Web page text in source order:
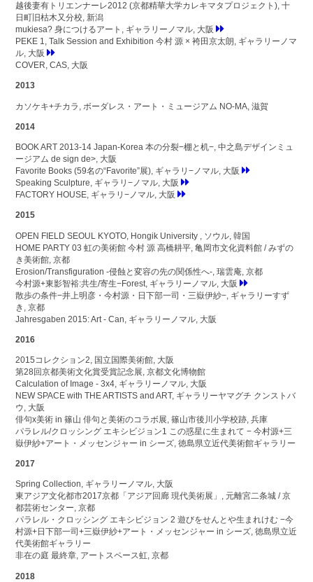
越後妻有トリエンナーレ2012 (京都精華大学カレキマタプロジェクト), 十
日町旧枯木又分校, 新潟
mukiesa? 身につけるアート, ギャラリーノマル, 大阪
PEKE 1, Talk Session and Exhibition 今村 源 × 袴田京太朗, ギャラリーノマ
ル, 大阪
COVER, CAS, 大阪
2013
カソケキ+チカラ, ボーダレス・アート・ミュージアム NO-MA, 滋賀
2014
BOOK ART 2013-14 Japan-Korea 本の分裂−棚と机−, 中之島デザインミュ
ージアム de sign de>, 大阪
Favorite Books (59名の“Favorite”展), ギャラリ−ノマル, 大阪
Speaking Sculpture, ギャラリ−ノマル, 大阪
FACTORY HOUSE, ギャラリ−ノマル, 大阪
2015
OPEN FIELD SEOUL KYOTO, Hongik University , ソウル, 韓国
HOME PARTY 03 虹の美術館 今村 源 高橋耕平, 亀岡市文化資料館 / みずの
き美術館, 京都
Erosion/Transfiguration -侵蝕と変容の先の関係性へ-, 瑞雲庵, 京都
今村源+東影智裕:共生/寄生−Forest, ギャラリーノマル, 大阪
散歩の条件−井上明彦・今村源・日下部一司・三嶽伊紗−, ギャラリーすず
き, 京都
Jahresgaben 2015: Art - Can, ギャラリーノマル, 大阪
2016
2015コレクション2, 国立国際美術館, 大阪
第28回京都美術文化賞受賞記念展, 京都文化博物館
Calculation of Image - 3x4, ギャラリーノマル, 大阪
NEW SPACE with THE ARTISTS and ART, ギャラリーヤマグチ クンストバ
ウ, 大阪
俳句x美術 in 篠山 俳句と美術のコラボ展, 篠山市後川小学校跡, 兵庫
パラレル/クロッシング エキシビジョン1 この惑星に生まれて − 今村源+三
嶽伊紗+アート・メッセンジャー in シーズ, 徳島県立近代美術館ギャラリー
2017
Spring Collection, ギャラリーノマル, 大阪
東アジア文化都市2017京都「アジア回廊 現代美術展」, 元離宮二条城 / 京
都芸術センター, 京都
パラレル・クロッシング エキシビジョン 2 遊びをせんとや生まれけむ −今
村源+日下部一司+三嶽伊紗+アート・メッセンジャー in シーズ, 徳島県立近
代美術館ギャラリー
非在の庭 最終章, アートスペース虹, 京都
2018